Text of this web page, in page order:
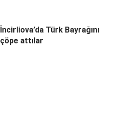
İncirliova’da Türk Bayrağını
çöpe attılar